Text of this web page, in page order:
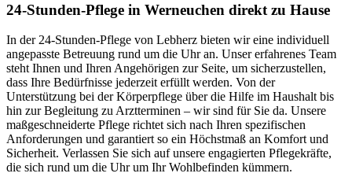
24-Stunden-Pflege in Werneuchen direkt zu Hause
In der 24-Stunden-Pflege von Lebherz bieten wir eine individuell
angepasste Betreuung rund um die Uhr an. Unser erfahrenes Team
steht Ihnen und Ihren Angehörigen zur Seite, um sicherzustellen,
dass Ihre Bedürfnisse jederzeit erfüllt werden. Von der
Unterstützung bei der Körperpflege über die Hilfe im Haushalt bis
hin zur Begleitung zu Arztterminen – wir sind für Sie da. Unsere
maßgeschneiderte Pflege richtet sich nach Ihren spezifischen
Anforderungen und garantiert so ein Höchstmaß an Komfort und
Sicherheit. Verlassen Sie sich auf unsere engagierten Pflegekräfte,
die sich rund um die Uhr um Ihr Wohlbefinden kümmern.